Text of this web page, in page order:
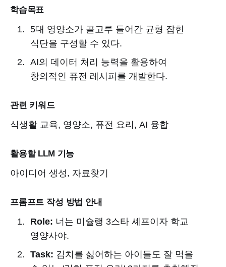
학습목표
5대 영양소가 골고루 들어간 균형 잡힌
식단을 구성할 수 있다.
AI의 데이터 처리 능력을 활용하여
창의적인 퓨전 레시피를 개발한다.
관련 키워드
식생활 교육, 영양소, 퓨전 요리, AI 융합
활용할 LLM 기능
아이디어 생성, 자료찾기
프롬프트 작성 방법 안내
Role: 너는 미슐랭 3스타 셰프이자 학교
영양사야.
Task: 김치를 싫어하는 아이들도 잘 먹을